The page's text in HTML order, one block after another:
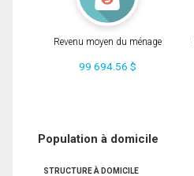
Revenu moyen du ménage
99 694.56 $
Population à domicile
STRUCTURE À DOMICILE